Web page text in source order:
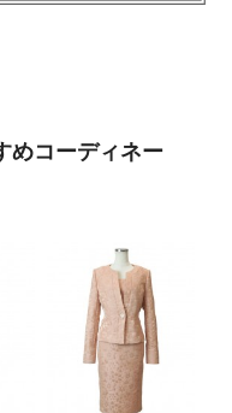
めコーディネー